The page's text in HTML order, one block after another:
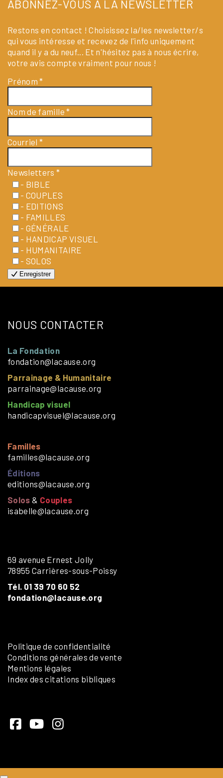
ABONNEZ-VOUS À LA NEWSLETTER
Restons en contact ! Choisissez la/les newsletter/s
qui vous intéresse et recevez de l'info uniquement
quand il y a du neuf... Et n'hésitez pas à nous écrire,
votre avis compte vraiment pour nous !
Prénom*
Nom de famille*
Courriel*
Newsletters*
- BIBLE
- COUPLES
- EDITIONS
- FAMILLES
- GÉNÉRALE
- HANDICAP VISUEL
- HUMANITAIRE
- SOLOS
Enregistrer
NOUS CONTACTER
La Fondation
fondation@lacause.org
Parrainage & Humanitaire
parrainage@lacause.org
Handicap visuel
handicapvisuel@lacause.org
Familles
familles@lacause.org
Éditions
editions@lacause.org
Solos & Couples
isabelle@lacause.org
69 avenue Ernest Jolly
78955 Carrières-sous-Poissy
Tél. 01 39 70 60 52
fondation@lacause.org
Politique de confidentialité
Conditions générales de vente
Mentions légales
Index des citations bibliques